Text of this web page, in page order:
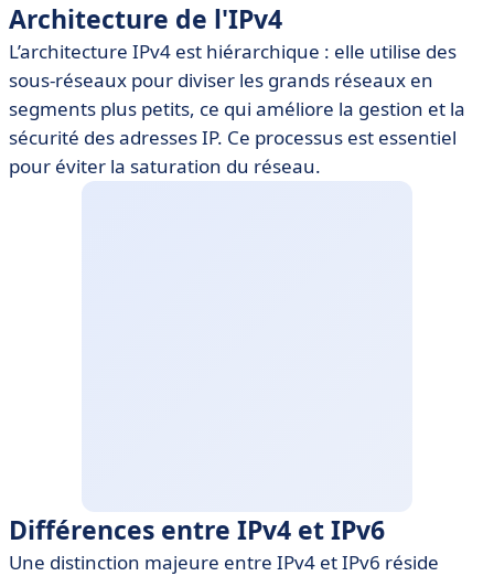
Architecture de l'IPv4
L’architecture IPv4 est hiérarchique : elle utilise des
sous-réseaux pour diviser les grands réseaux en
segments plus petits, ce qui améliore la gestion et la
sécurité des adresses IP. Ce processus est essentiel
pour éviter la saturation du réseau.
Différences entre IPv4 et IPv6
Une distinction majeure entre IPv4 et IPv6 réside